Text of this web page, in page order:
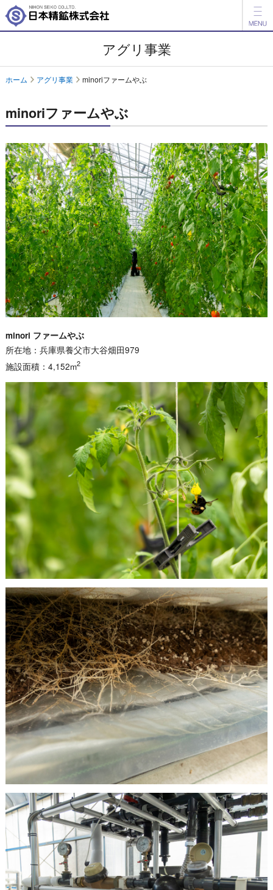
開発品情報
IR情報
ESG情報
採用情報
アグリ事業
English 中文
お問い合わせ
アグリ事業
ホーム アグリ事業 minoriファームやぶ
minoriファームやぶ
minori ファームやぶ
所在地：兵庫県養父市大谷畑田979
施設面積：4,152m2